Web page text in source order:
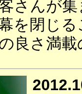
さんが
を閉じ
良さ満